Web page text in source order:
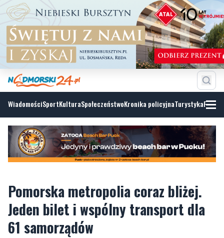
WiadomościSportKulturaSpołeczeństwoKronika policyjnaTurystyka
Pomorska metropolia coraz bliżej.
Jeden bilet i wspólny transport dla
61 samorządów